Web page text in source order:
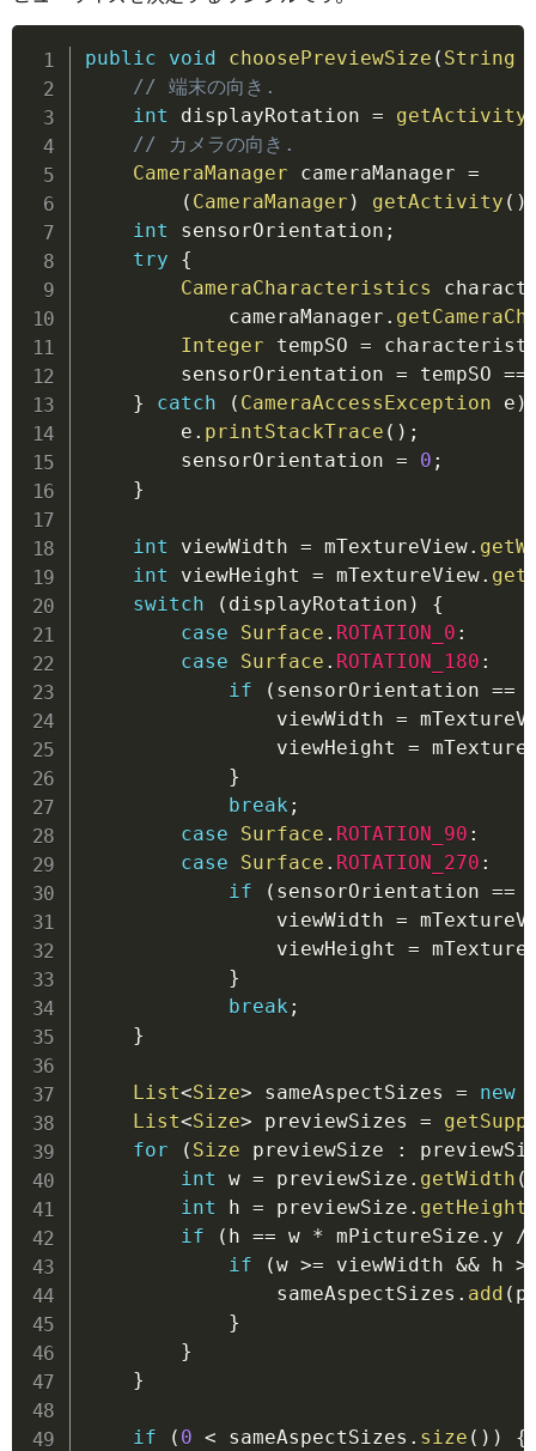
public void choosePreviewSize ( String
// 端末の向き.
int
displayRotation = getActivity
// カメラの向き.
CameraManager cameraManager =
( CameraManager ) getActivity ( )
int
sensorOrientation ;
try
{
CameraCharacteristics
            cameraManager
.
Integer tempSO =
        sensorOrientation
= tempSO ==
}
catch ( CameraAccessException e )
        e
. printStackTrace ( ) ;
        sensorOrientation
= 0 ;
}
int viewWidth = mTextureView.
int
viewHeight = mTextureView.
switch
( displayRotation )
{
case
Surface . ROTATION_0 :
case
Surface . ROTATION_180 :
if
( sensorOrientation ==
                viewWidth
=
                viewHeight
=
}
break ;
case
Surface . ROTATION_90 :
case
Surface . ROTATION_270 :
if
( sensorOrientation ==
                viewWidth
=
                viewHeight
=
}
break ;
}
List<Size> sameAspectSizes = new
List<Size> previewSizes =
for
( Size previewSize :
int
w = previewSize . getWidth (
int
h = previewSize . getHeight
if
( h == w * mPictureSize . y /
if
(w >= viewWidth && h
                sameAspectSizes
. add (
}
}
}
if ( 0 < sameAspectSizes . size ( ) ) {
Copy